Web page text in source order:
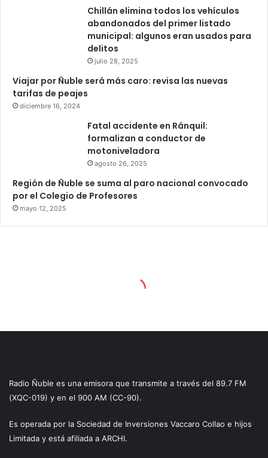
Chillán elimina todos los vehículos
abandonados del primer listado
municipal: algunos eran usados para
delitos
julio 28, 2025
Viajar por Ñuble será más caro: revisa las nuevas
tarifas de peajes
diciembre 16, 2024
Fatal accidente en Ránquil:
formalizan a conductor de
motoniveladora
agosto 26, 2025
Región de Ñuble se suma al paro nacional convocado
por el Colegio de Profesores
mayo 12, 2025
Radio Ñuble es una emisora que transmite a través del 89.7 FM
(XQC-019) y en el 900 AM (CC-90).
Es operada por la Sociedad de Inversiones Vaccaro Collao e hijos
Limitada y está afiliada a ARCHI.